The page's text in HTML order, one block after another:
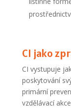
CI jako
CI vystupuje
poskytování
primární
vzdělávací